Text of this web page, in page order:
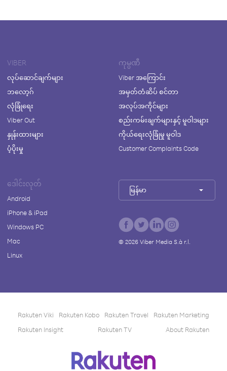
VIBER
လုပ်ဆောင်ချက်များ
ဘလော့ဂ်
လုံခြုံရေး
Viber Out
နှုန်းထားများ
ပံ့ပိုးမှု
ကုမ္ပဏီ
Viber အကြောင်း
အမှတ်တံဆိပ် စင်တာ
အလုပ်အကိုင်များ
စည်းကမ်းချက်များနှင့် မူဝါဒများ
ကိုယ်ရေးလုံခြုံမှု မူဝါဒ
Customer Complaints Code
ဒေါင်းလုတ်
Android
iPhone & iPad
Windows PC
Mac
Linux
မြန်မာ
© 2026Viber Media S.à r.l.
Rakuten Viki Rakuten Kobo Rakuten Travel
Rakuten Marketing
Rakuten Insight
Rakuten TV About Rakuten